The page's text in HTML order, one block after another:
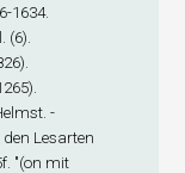
1634.
(6).
-
Lesarten
"(on mit